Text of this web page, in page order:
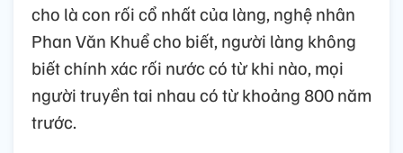
cho là con rối cổ nhất của làng, nghệ nhân
Phan Văn Khuể cho biết, người làng không
biết chính xác rối nước có từ khi nào, mọi
người truyền tai nhau có từ khoảng 800 năm
trước.